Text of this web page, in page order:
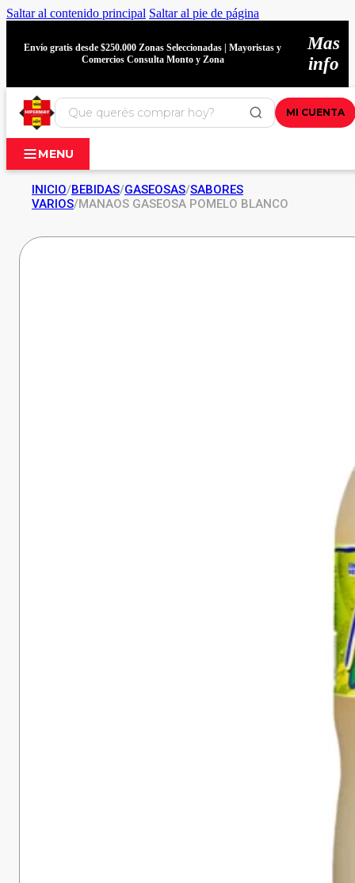
Saltar al contenido principal Saltar al pie de página
Envío gratis desde $250.000 Zonas Seleccionadas | Mayoristas y
Comercios Consulta Monto y Zona
Mas
info
MI CUENTA
MENU
INICIO/BEBIDAS/GASEOSAS/SABORES
VARIOS/MANAOS GASEOSA POMELO BLANCO